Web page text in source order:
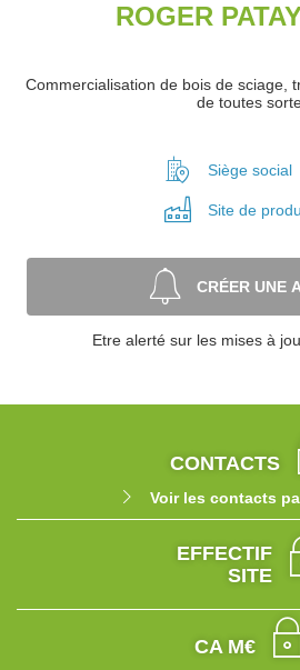
ROGER
Commercialisation de bois de sciage,
de toutes
Siège social
Site de
CRÉER UNE
Etre alerté sur les mises à
CONTACTS
Voir les contacts
EFFECTIF
SITE
CA M€